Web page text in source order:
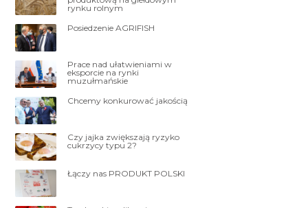
rynku rolnym
Posiedzenie AGRIFISH
Prace nad ułatwieniami w
eksporcie na rynki
muzułmańskie
Chcemy konkurować jakością
Czy jajka zwiększają ryzyko
cukrzycy typu 2?
Łączy nas PRODUKT POLSKI